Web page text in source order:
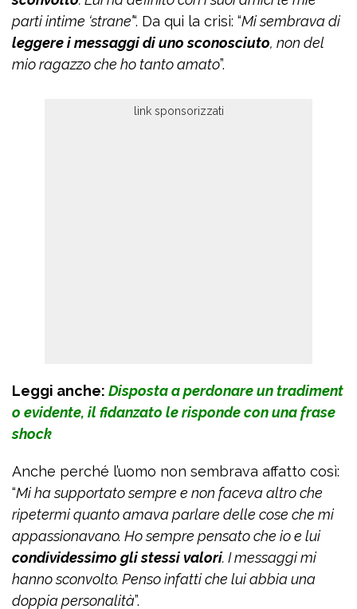
parti intime ‘strane’“. Da qui la crisi: “Mi sembrava di
leggere i messaggi di uno sconosciuto, non del
mio ragazzo che ho tanto amato”.
Leggi anche: Disposta a perdonare un tradiment
o evidente, il fidanzato le risponde con una frase
shock
Anche perché l’uomo non sembrava affatto così:
“Mi ha supportato sempre e non faceva altro che
ripetermi quanto amava parlare delle cose che mi
appassionavano. Ho sempre pensato che io e lui
condividessimo gli stessi valori. I messaggi mi
hanno sconvolto. Penso infatti che lui abbia una
doppia personalità”.